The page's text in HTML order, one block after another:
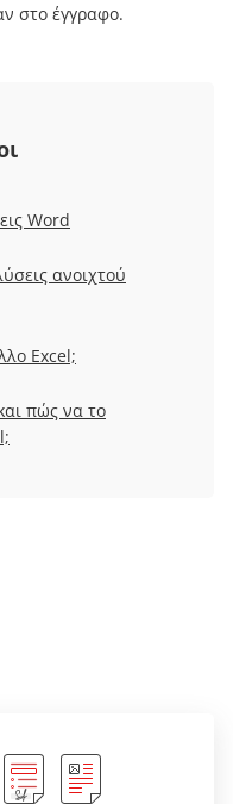
στο έγγραφο.
Word
ανοιχτού
Excel;
πώς να το